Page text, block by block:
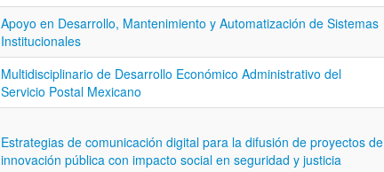
Apoyo en Desarrollo, Mantenimiento y Automatización de Sistemas
Institucionales
Multidisciplinario de Desarrollo Económico Administrativo del
Servicio Postal Mexicano
Estrategias de comunicación digital para la difusión de proyectos de
innovación pública con impacto social en seguridad y justicia